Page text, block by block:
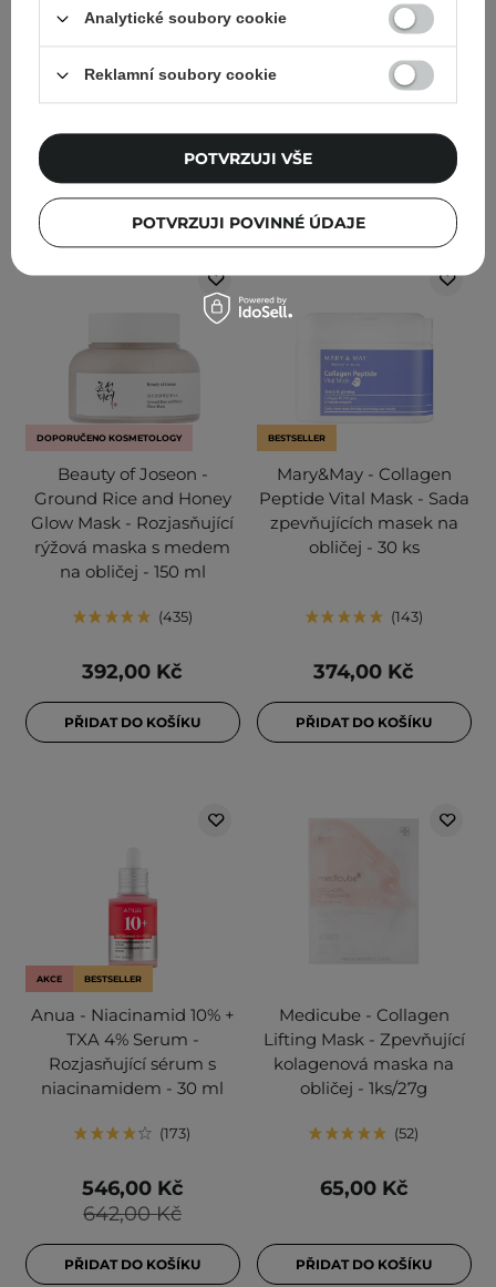
cholesterolem - 80 ml
88
825,00 Kč
743,00 Kč
PŘIDAT DO KOŠÍKU
Hloubkově čisticí pěna na
obličej - 150 ml
184
349,00 Kč
PŘIDAT DO KOŠÍKU
DOPORUČENO KOSMETOLOGY
Beauty of Joseon -
Ground Rice and Honey
Glow Mask - Rozjasňující
rýžová maska s medem
na obličej - 150 ml
435
392,00 Kč
PŘIDAT DO KOŠÍKU
BESTSELLER
Mary&May - Collagen
Peptide Vital Mask - Sada
zpevňujících masek na
obličej - 30 ks
143
374,00 Kč
PŘIDAT DO KOŠÍKU
AKCE BESTSELLER
Anua - Niacinamid 10% +
TXA 4% Serum -
Rozjasňující sérum s
niacinamidem - 30 ml
173
642,00 Kč
546,00 Kč
PŘIDAT DO KOŠÍKU
Medicube - Collagen
Lifting Mask - Zpevňující
kolagenová maska na
obličej - 1ks/27g
52
65,00 Kč
PŘIDAT DO KOŠÍKU
Analytické soubory cookie
Reklamní soubory cookie
POTVRZUJI POVINNÉ ÚDAJE
POTVRZUJI VŠE